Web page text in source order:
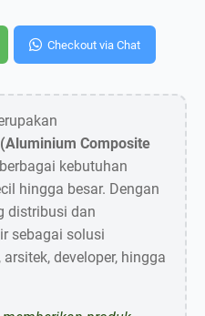
Checkout via Chat
Composite
kebutuhan
hingga besar. Dengan
distribusi dan
sebagai solusi
developer, hingga